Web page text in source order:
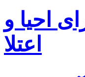
احیا و
اعتلا